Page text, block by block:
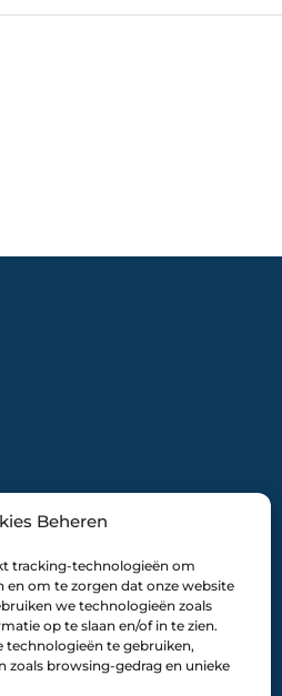
Beheren
tracking-technologieën om
om te zorgen dat onze website
we technologieën zoals
op te slaan en/of in te zien.
technologieën te gebruiken,
zoals browsing-gedrag en unieke